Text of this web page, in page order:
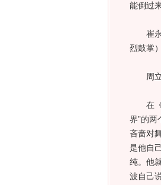
能倒过
崔永
烈鼓掌）
周立
在《
界”的两
吝啬对
是他自
纯。他
波自己